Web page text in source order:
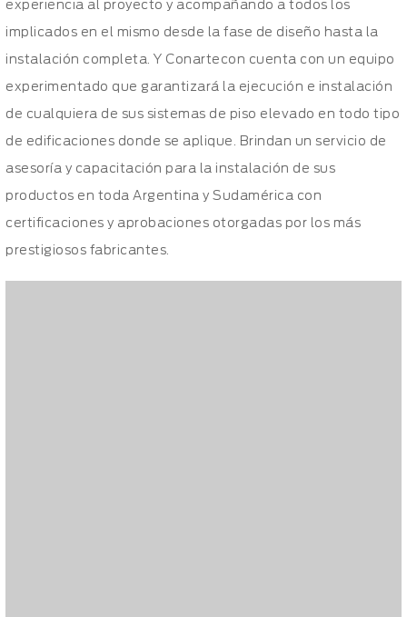
experiencia al proyecto y acompañando a todos los
implicados en el mismo desde la fase de diseño hasta la
instalación completa. Y Conartecon cuenta con un equipo
experimentado que garantizará la ejecución e instalación
de cualquiera de sus sistemas de piso elevado en todo tipo
de edificaciones donde se aplique. Brindan un servicio de
asesoría y capacitación para la instalación de sus
productos en toda Argentina y Sudamérica con
certificaciones y aprobaciones otorgadas por los más
prestigiosos fabricantes.